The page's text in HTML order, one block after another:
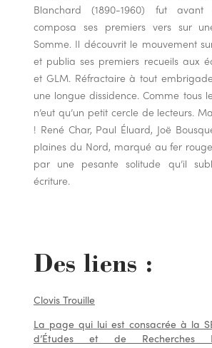
Blanchard (1890-1960) fut
composa ses premiers vers sur
Somme. Il découvrit le mouvement
et publia ses premiers recueils aux
et GLM. Réfractaire à tout
une longue dissidence. Comme tous
n’eut qu’un petit cercle de lecteurs.
! René Char, Paul Éluard, Joë
plaines du Nord, marqué au fer
par une pesante solitude qu’il
écriture.
Des liens :
Clovis Trouille
La page qui lui est consacrée à la
d’Études et de Recherches